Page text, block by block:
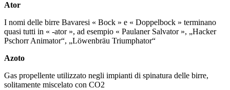
Ator
I nomi delle birre Bavaresi « Bock » e « Doppelbock » terminano
quasi tutti in « -ator », ad esempio « Paulaner Salvator », „Hacker
Pschorr Animator“, „Löwenbräu Triumphator“
Azoto
Gas propellente utilizzato negli impianti di spinatura delle birre,
solitamente miscelato con CO2